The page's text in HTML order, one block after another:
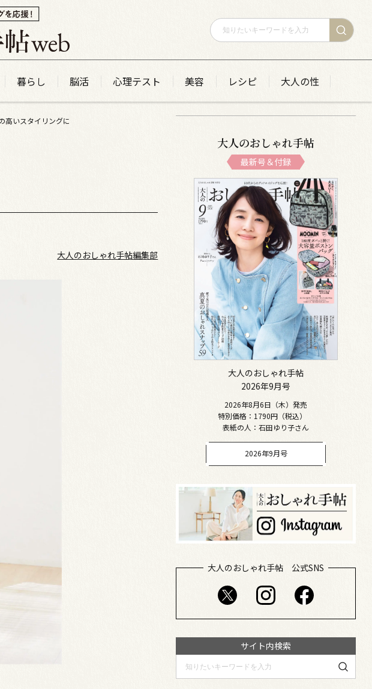
暮らし 脳活 心理テスト 美容 レシピ 大人の性
高いスタイリングに
大人のおしゃれ手帖編集部
大人のおしゃれ手帖
最新号＆付録
大人のおしゃれ手帖
2026年9月号
2026年8月6日（木）発売
特別価格：1790円（税込）
表紙の人：石田ゆり子さん
2026年9月号
大人のおしゃれ手帖 公式SNS
サイト内検索